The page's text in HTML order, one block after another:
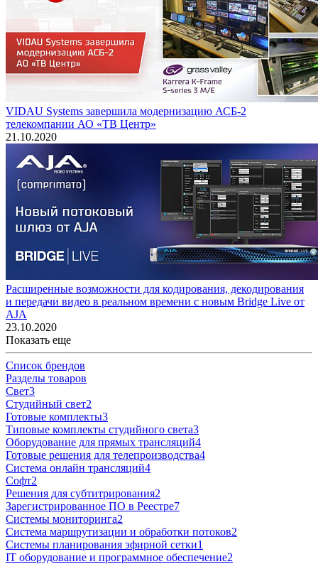
VIDAU Systems завершила модернизацию АСБ-2
телекомпании АО «ТВ Центр»
21.10.2020
Расширенные возможности для кодирования, декодирования
и передачи видео в реальном времени с новым Bridge Live от
AJA
23.10.2020
Показать еще
Список брендов
Разделы товаров
Свет3
Студийный свет2
Готовые комплекты3
Типовые комплекты студийного света3
Оборудование для прямых трансляций4
Готовые решения для телепроизводства4
Система онлайн трансляций4
Софт2
Решения для субтитрирования2
Зарегистрированное ПО в Реестре7
Системы мониторинга2
Система маршрутизации и обработки потоков2
Системы планирования эфирной сетки1
IT оборудование и программное обеспечение2